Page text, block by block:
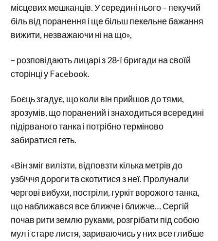
місцевих мешканців. У середині нього – пекучий
біль від поранення і ще більш пекельне бажання
вижити, незважаючи ні на що»,
– розповідають лицарі з 28-ї бригади на своїй
сторінці у Facebook.
Боєць згадує, що коли він прийшов до тями,
зрозумів, що поранений і знаходиться всередині
підірваного танка і потрібно терміново
забиратися геть.
«Він зміг вилізти, відповзти кілька метрів до
узбіччя дороги та скотитися з неї. Пролунали
чергові вибухи, постріли, гуркіт ворожого танка,
що наближався все ближче і ближче… Сергій
почав рити землю руками, розгрібати під собою
мул і старе листя, зариваючись у них все глибше